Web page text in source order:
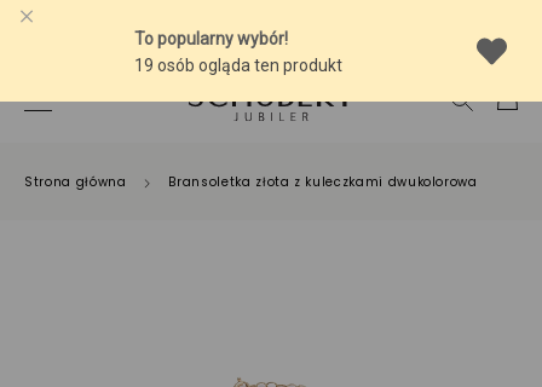
Strona główna Bransoletka złota z kuleczkami dwukolorowa